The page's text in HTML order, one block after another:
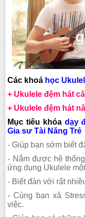
Các khoá học
+ Ukulele đệm hát
+ Ukulele đệm hát
Mục tiêu khóa dạy
Gia sư Tài Năng Trẻ
- Giúp bạn sớm biết
- Nắm được hệ
ứng dụng Ukulele
- Biết đàn với rất
- Cùng bạn xả
việc.